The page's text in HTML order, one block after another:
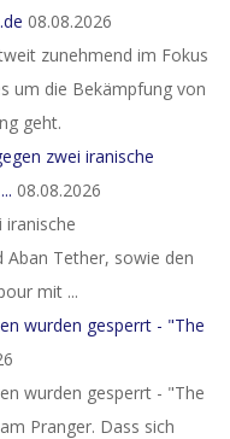
08.08.2026
zunehmend im Fokus
um die Bekämpfung von
geht.
zwei iranische
08.08.2026
iranische
Aban Tether, sowie den
mit ...
wurden gesperrt - "The
wurden gesperrt - "The
Pranger. Dass sich